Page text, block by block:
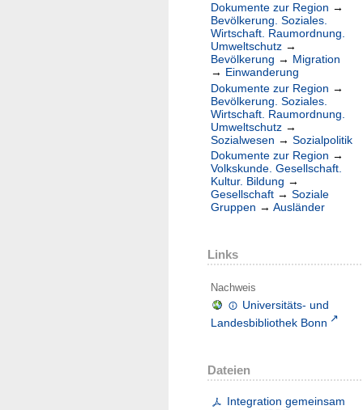
Dokumente zur Region →
Bevölkerung. Soziales.
Wirtschaft. Raumordnung.
Umweltschutz →
Bevölkerung → Migration
→ Einwanderung
Dokumente zur Region →
Bevölkerung. Soziales.
Wirtschaft. Raumordnung.
Umweltschutz →
Sozialwesen → Sozialpolitik
Dokumente zur Region →
Volkskunde. Gesellschaft.
Kultur. Bildung →
Gesellschaft → Soziale
Gruppen → Ausländer
Links
Nachweis
Universitäts- und
Landesbibliothek Bonn
Dateien
Integration gemeinsam